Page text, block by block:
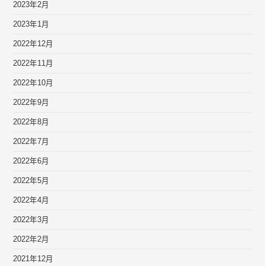
2023年2月
2023年1月
2022年12月
2022年11月
2022年10月
2022年9月
2022年8月
2022年7月
2022年6月
2022年5月
2022年4月
2022年3月
2022年2月
2021年12月